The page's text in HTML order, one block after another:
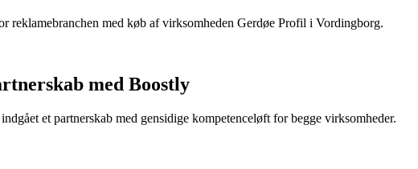
reklamebranchen med køb af virksomheden Gerdøe Profil i Vordingborg.
med Boostly
et partnerskab med gensidige kompetenceløft for begge virksomheder.